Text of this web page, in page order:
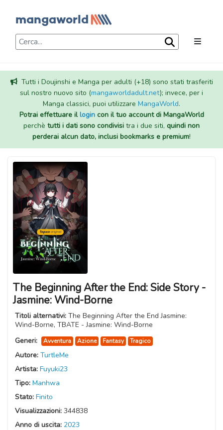
Tutti i Doujinshi e Manga per adulti (+18) sono stati trasferiti
sul nostro nuovo sito (mangaworldadult.net); invece, per i
Manga classici, puoi utilizzare MangaWorld.
Potrai effettuare illogincon il tuo account di MangaWorld
perchè tutti i dati sono condivisi tra i due siti, quindi non
perderai alcun dato, inclusi bookmarks e premium!
The Beginning After the End: Side Story -
Jasmine: Wind-Borne
Titoli alternativi: The Beginning After the End Jasmine:
Wind-Borne, TBATE - Jasmine: Wind-Borne
Generi:
Avventura Azione Fantasy Tragico
Autore: TurtleMe
Artista: Fuyuki23
Tipo: Manhwa
Stato: Finito
Visualizzazioni: 344838
Anno di uscita: 2023